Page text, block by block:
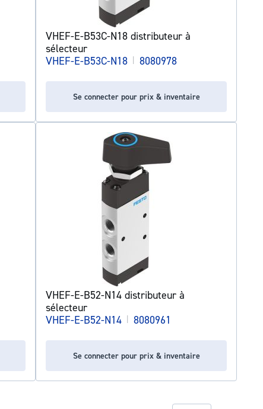
VHEF-E-B53C-N18 distributeur à
sélecteur
VHEF-E-B53C-N18 | 8080978
Se connecter pour prix & inventaire
VHEF-E-B52-N14 distributeur à
sélecteur
VHEF-E-B52-N14 | 8080961
Se connecter pour prix & inventaire